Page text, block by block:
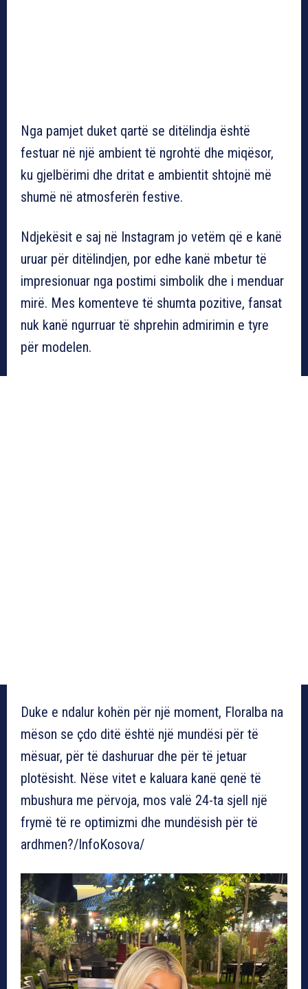
Nga pamjet duket qartë se ditëlindja është
festuar në një ambient të ngrohtë dhe miqësor,
ku gjelbërimi dhe dritat e ambientit shtojnë më
shumë në atmosferën festive.
Ndjekësit e saj në Instagram jo vetëm që e kanë
uruar për ditëlindjen, por edhe kanë mbetur të
impresionuar nga postimi simbolik dhe i menduar
mirë. Mes komenteve të shumta pozitive, fansat
nuk kanë ngurruar të shprehin admirimin e tyre
për modelen.
Duke e ndalur kohën për një moment, Floralba na
mëson se çdo ditë është një mundësi për të
mësuar, për të dashuruar dhe për të jetuar
plotësisht. Nëse vitet e kaluara kanë qenë të
mbushura me përvoja, mos valë 24-ta sjell një
frymë të re optimizmi dhe mundësish për të
ardhmen?/InfoKosova/